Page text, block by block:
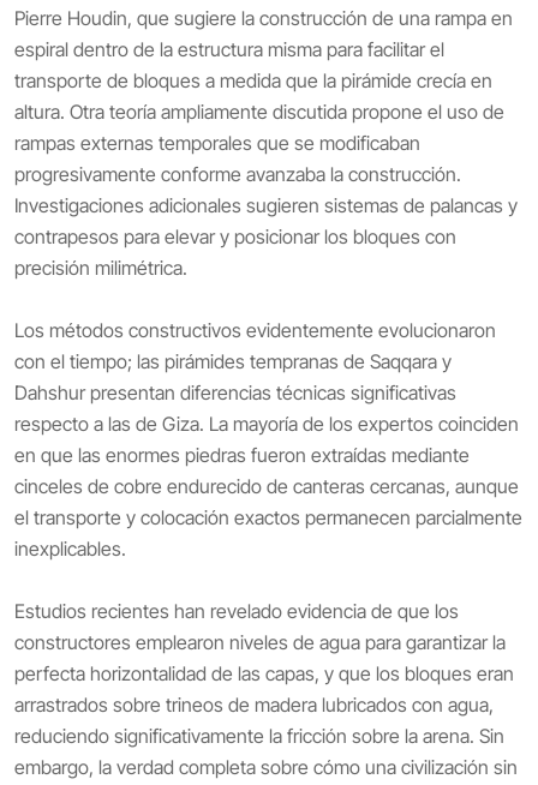
Pierre Houdin, que sugiere la construcción de una rampa en
espiral dentro de la estructura misma para facilitar el
transporte de bloques a medida que la pirámide crecía en
altura. Otra teoría ampliamente discutida propone el uso de
rampas externas temporales que se modificaban
progresivamente conforme avanzaba la construcción.
Investigaciones adicionales sugieren sistemas de palancas y
contrapesos para elevar y posicionar los bloques con
precisión milimétrica.
Los métodos constructivos evidentemente evolucionaron
con el tiempo; las pirámides tempranas de Saqqara y
Dahshur presentan diferencias técnicas significativas
respecto a las de Giza. La mayoría de los expertos coinciden
en que las enormes piedras fueron extraídas mediante
cinceles de cobre endurecido de canteras cercanas, aunque
el transporte y colocación exactos permanecen parcialmente
inexplicables.
Estudios recientes han revelado evidencia de que los
constructores emplearon niveles de agua para garantizar la
perfecta horizontalidad de las capas, y que los bloques eran
arrastrados sobre trineos de madera lubricados con agua,
reduciendo significativamente la fricción sobre la arena. Sin
embargo, la verdad completa sobre cómo una civilización sin